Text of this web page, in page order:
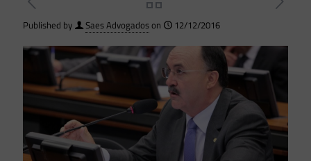
Published by Saes Advogadoson 12/12/2016